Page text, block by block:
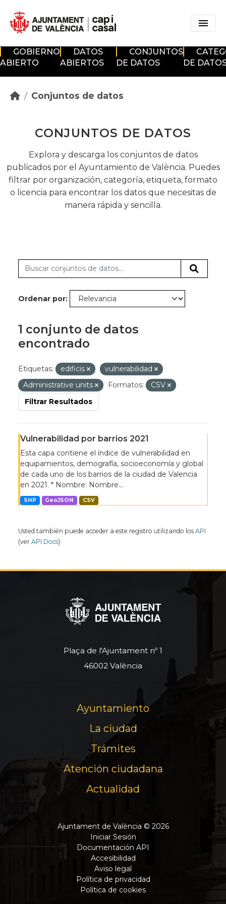
GOBIERNO
ABIERTO
DATOS
ABIERTOS
CONJUNTOS
DE DATOS
DE
Conjuntos de datos
CONJUNTOS DE DATOS
Explora y descarga los conjuntos de datos
publicados por el Ayuntamiento de València. Puedes
filtrar por organización, categoría, etiqueta, formato
o licencia para encontrar los datos que necesitas de
manera rápida y sencilla.
Ordenar por
1 conjunto de datos
encontrado
Etiquetas: edificis
vulnerabilidad
Administrative units
Formatos:
CSV
Filtrar Resultados
Vulnerabilidad por barrios 2021
Esta capa contiene el índice de vulnerabilidad en
equipamientos, demografía, socioeconomía y global
de cada uno de los barrios de la ciudad de Valencia
en 2021. * Nombre: Nombre...
SHP GeoJSON CSV
Usted también puede acceder a este registro utilizando los API
(ver API Docs).
Plaça de l'Ajuntament nº 1
46002 València
Ayuntamiento
La ciudad
Trámites
Atención ciudadana
Actualidad
Ajuntament de València © 2026
Iniciar Sesión
Documentación API
Accesibilidad
Aviso legal
Política de privacidad
Política de cookies